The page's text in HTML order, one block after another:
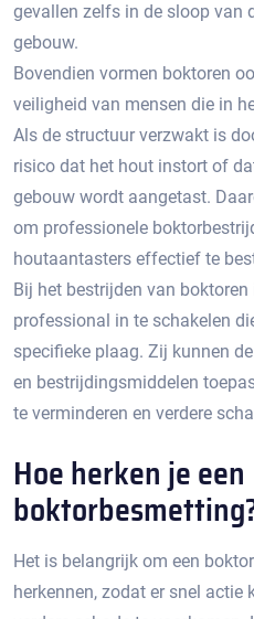
gevallen zelfs in de sloop van
gebouw.​
Bovendien vormen boktoren
veiligheid van mensen die in
Als de structuur verzwakt is
risico dat het hout instort of
gebouw wordt aangetast.
om professionele
houtaantasters effectief te
Bij het bestrijden van
professional in te schakelen
specifieke plaag.​ Zij kunnen
en bestrijdingsmiddelen
te verminderen en verdere
Hoe herken je een
Het is belangrijk om een
herkennen, zodat er snel actie